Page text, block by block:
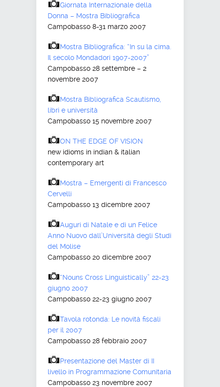
Giornata Internazionale della
Donna – Mostra Bibliografica
Campobasso 8-31 marzo 2007
Mostra Bibliografica: “In su la cima.
Il secolo Mondadori 1907-2007”
Campobasso 28 settembre – 2
novembre 2007
Mostra Bibliografica Scautismo,
libri e università
Campobasso 15 novembre 2007
ON THE EDGE OF VISION
new idioms in indian & italian
contemporary art
Mostra – Emergenti di Francesco
Cervelli
Campobasso 13 dicembre 2007
Auguri di Natale e di un Felice
Anno Nuovo dall’Università degli Studi
del Molise
Campobasso 20 dicembre 2007
“Nouns Cross Linguistically” 22-23
giugno 2007
Campobasso 22-23 giugno 2007
Tavola rotonda: Le novità fiscali
per il 2007
Campobasso 28 febbraio 2007
Presentazione del Master di II
livello in Programmazione Comunitaria
Campobasso 23 novembre 2007